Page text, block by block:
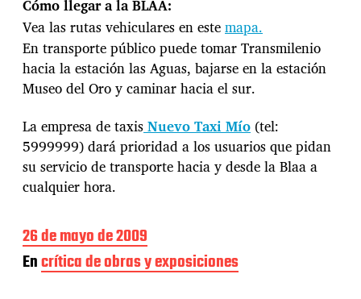
Cómo llegar a la BLAA:
Vea las rutas vehiculares en estemapa.
En transporte público puede tomar Transmilenio
hacia la estación las Aguas, bajarse en la estación
Museo del Oro y caminar hacia el sur.
La empresa de taxisNuevo Taxi Mío (tel:
5999999) dará prioridad a los usuarios que pidan
su servicio de transporte hacia y desde la Blaa a
cualquier hora.
F
e
c
26 de mayo de 2009
Encrítica de obras y exposiciones